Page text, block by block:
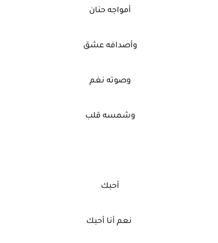
أمواجه حنان
وأصدافه عشق
وصوته نغم
وشمسه قلب
أحبك
نعم أنا أحبك